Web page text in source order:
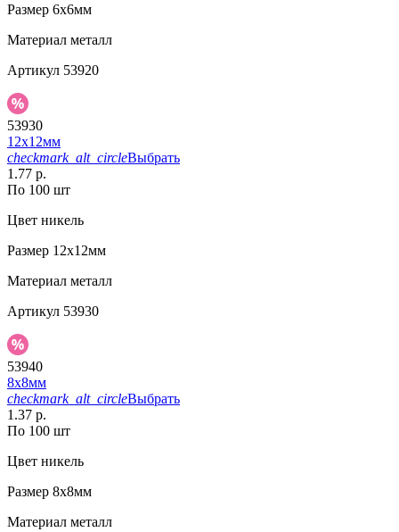
Размер 6х6мм
Материал металл
Артикул 53920
53930
12х12мм
checkmark_alt_circleВыбрать
1.77 р.
По 100 шт
Цвет никель
Размер 12х12мм
Материал металл
Артикул 53930
53940
8х8мм
checkmark_alt_circleВыбрать
1.37 р.
По 100 шт
Цвет никель
Размер 8х8мм
Материал металл